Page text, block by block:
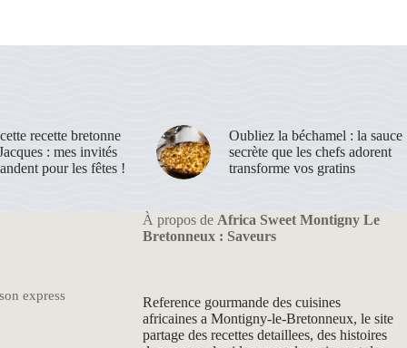
recette bretonne
: mes invités
pour les fêtes !
Oubliez la béchamel : la sauce
secrète que les chefs adorent
transforme vos gratins
express
À propos de Africa Sweet Montigny Le
Bretonneux : Saveurs
Reference gourmande des cuisines
africaines a Montigny-le-Bretonneux, le site
partage des recettes detaillees, des histoires